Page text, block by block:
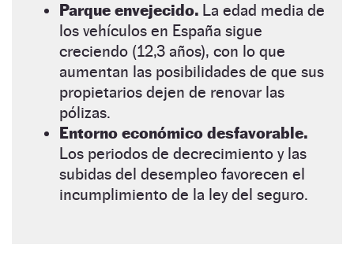
Parque envejecido. La edad media de
los vehículos en España sigue
creciendo (12,3 años), con lo que
aumentan las posibilidades de que sus
propietarios dejen de renovar las
pólizas.
Entorno económico desfavorable.
Los periodos de decrecimiento y las
subidas del desempleo favorecen el
incumplimiento de la ley del seguro.